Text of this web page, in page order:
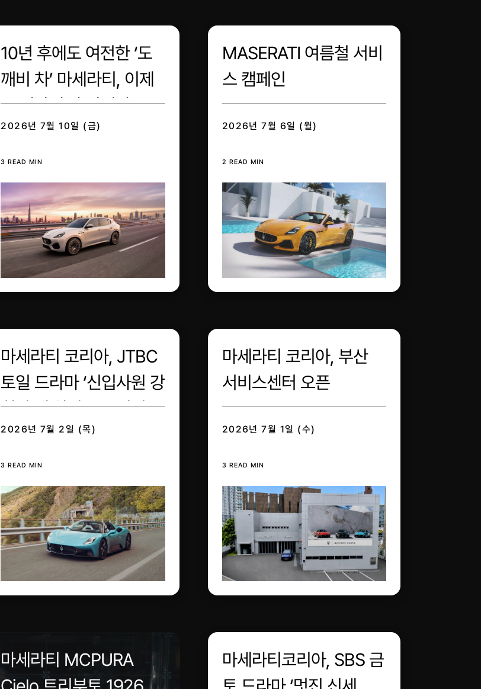
10년 후에도 여전한 ‘도
깨비 차’ 마세라티, 이제
‘그레칼레’와 달린다!
2026년 7월 10일 (금)
3 READ MIN
MASERATI 여름철 서비
스 캠페인
2026년 7월 6일 (월)
2 READ MIN
마세라티 코리아, JTBC
토일 드라마 ‘신입사원 강
회장’에 차량 3종 지원
2026년 7월 2일 (목)
3 READ MIN
마세라티 코리아, 부산
서비스센터 오픈
2026년 7월 1일 (수)
3 READ MIN
마세라티 MCPURA
마세라티코리아, SBS 금